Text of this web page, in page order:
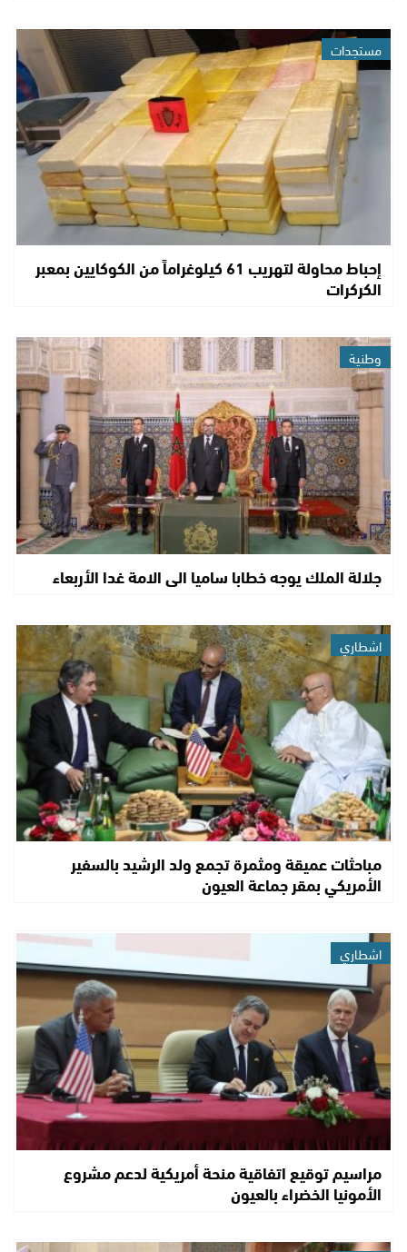
مستجدات
إحباط محاولة لتهريب 61 كيلوغراماً من الكوكايين بمعبر
الكركرات
وطنية
جلالة الملك يوجه خطابا ساميا الى الامة غدا الأربعاء
اشطاري
مباحثات عميقة ومثمرة تجمع ولد الرشيد بالسفير
الأمريكي بمقر جماعة العيون
اشطاري
مراسيم توقيع اتفاقية منحة أمريكية لدعم مشروع
الأمونيا الخضراء بالعيون